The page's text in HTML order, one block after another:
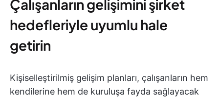
Çalışanların gelişimini şirket
hedefleriyle uyumlu hale
getirin
Kişiselleştirilmiş gelişim planları, çalışanların hem
kendilerine hem de kuruluşa fayda sağlayacak